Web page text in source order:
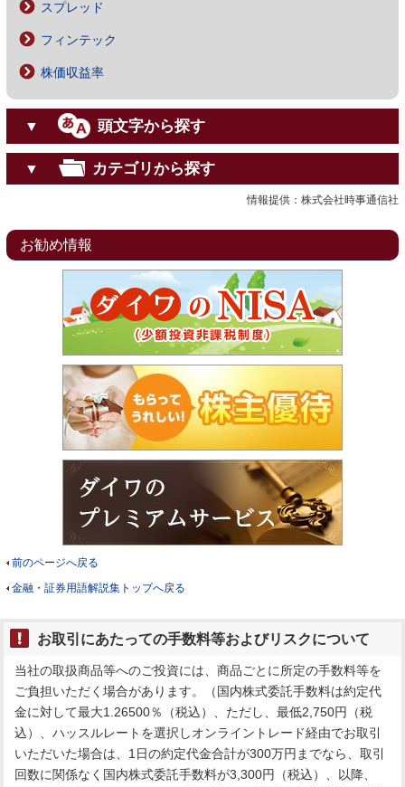
スプレッド
フィンテック
株価収益率
▼ 頭文字から探す
▼ カテゴリから探す
情報提供：株式会社時事通信社
お勧め情報
前のページへ戻る
金融・証券用語解説集トップへ戻る
お取引にあたっての手数料等およびリスクについて
当社の取扱商品等へのご投資には、商品ごとに所定の手数料等を
ご負担いただく場合があります。（国内株式委託手数料は約定代
金に対して最大1.26500％（税込）、ただし、最低2,750円（税
込）、ハッスルレートを選択しオンライントレード経由でお取引
いただいた場合は、1日の約定代金合計が300万円までなら、取引
回数に関係なく国内株式委託手数料が3,300円（税込）、以降、